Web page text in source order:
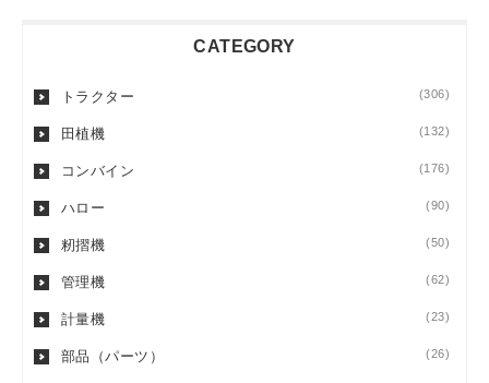
CATEGORY
トラクター (306)
田植機 (132)
コンバイン (176)
ハロー (90)
籾摺機 (50)
管理機 (62)
計量機 (23)
部品（パーツ） (26)